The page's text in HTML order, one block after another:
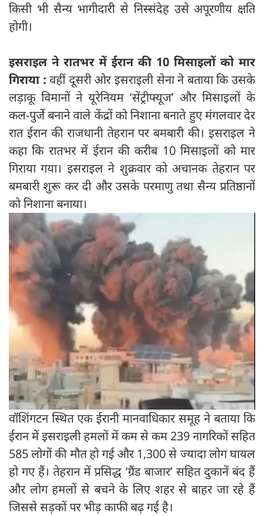
किसी भी सैन्य भागीदारी से निस्संदेह उसे अपूरणीय क्षति
होगी।
इसराइल ने रातभर में ईरान की 10 मिसाइलों को मार
गिराया : वहीं दूसरी ओर इसराइली सेना ने बताया कि उसके
लड़ाकू विमानों ने यूरेनियम ‘सेंट्रीफ्यूज’ और मिसाइलों के
कल-पुर्जे बनाने वाले केंद्रों को निशाना बनाते हुए मंगलवार देर
रात ईरान की राजधानी तेहरान पर बमबारी की। इसराइल ने
कहा कि रातभर में ईरान की करीब 10 मिसाइलों को मार
गिराया गया। इसराइल ने शुक्रवार को अचानक तेहरान पर
बमबारी शुरू कर दी और उसके परमाणु तथा सैन्य प्रतिष्ठानों
को निशाना बनाया।
वॉशिंगटन स्थित एक ईरानी मानवाधिकार समूह ने बताया कि
ईरान में इसराइली हमलों में कम से कम 239 नागरिकों सहित
585 लोगों की मौत हो गई और 1,300 से ज्यादा लोग घायल
हो गए हैं। तेहरान में प्रसिद्ध ‘ग्रैंड बाजार’ सहित दुकानें बंद हैं
और लोग हमलों से बचने के लिए शहर से बाहर जा रहे हैं
जिससे सड़कों पर भीड़ काफी बढ़ गई है।